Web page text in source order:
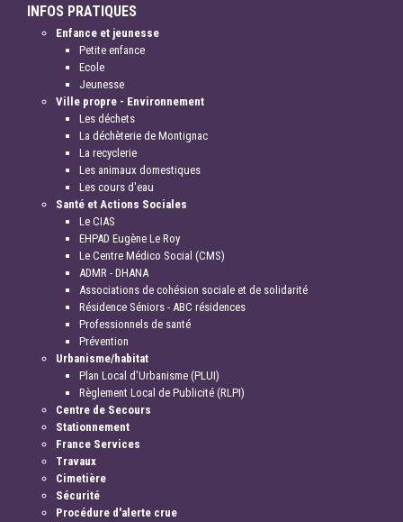
INFOS PRATIQUES
Enfance et jeunesse
Petite enfance
Ecole
Jeunesse
Ville propre - Environnement
Les déchets
La déchèterie de Montignac
La recyclerie
Les animaux domestiques
Les cours d'eau
Santé et Actions Sociales
Le CIAS
EHPAD Eugène Le Roy
Le Centre Médico Social (CMS)
ADMR - DHANA
Associations de cohésion sociale et de solidarité
Résidence Séniors - ABC résidences
Professionnels de santé
Prévention
Urbanisme/habitat
Plan Local d'Urbanisme (PLUI)
Règlement Local de Publicité (RLPI)
Centre de Secours
Stationnement
France Services
Travaux
Cimetière
Sécurité
Procédure d'alerte crue